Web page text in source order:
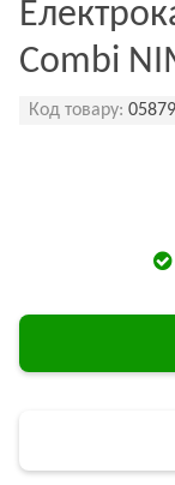
Combi
Код товару: 05879